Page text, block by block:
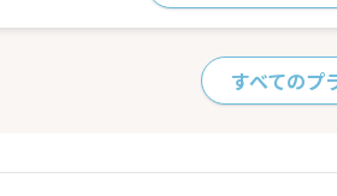
すべてのプ